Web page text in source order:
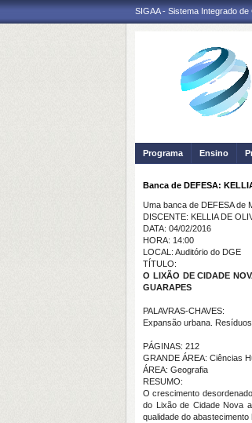
SIGAA - Sistema Integrado
Programa Ensino
Banca de DEFESA:
Uma banca de DEFESA de
DISCENTE: KELLIA DE
DATA: 04/02/2016
HORA: 14:00
LOCAL: Auditório do DGE
TÍTULO:
O LIXÃO DE CIDADE
GUARAPES
PALAVRAS-CHAVES:
Expansão urbana.
PÁGINAS: 212
GRANDE ÁREA: Ciências
ÁREA: Geografia
RESUMO:
O crescimento
do Lixão de Cidade Nova
qualidade do